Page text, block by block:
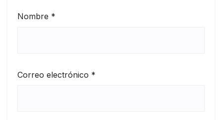
Nombre *
Correo electrónico *